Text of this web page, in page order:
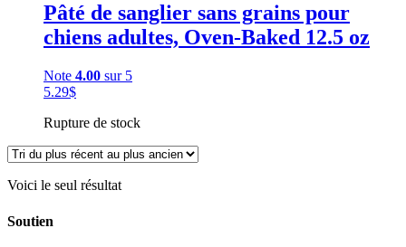
Pâté de sanglier sans grains pour
chiens adultes, Oven-Baked 12.5 oz
Note 4.00 sur 5
5.29$
Rupture de stock
Voici le seul résultat
Soutien